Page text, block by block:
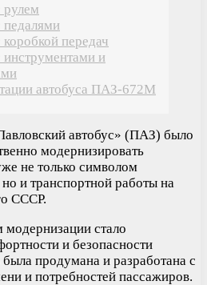
рулем
педалями
коробкой передач
инструментами и
автобуса ПАЗ-672М
автобус» (ПАЗ) было
модернизировать
не только символом
и транспортной работы на
СССР.
стало
и безопасности
продумана и разработана с
и потребностей пассажиров.